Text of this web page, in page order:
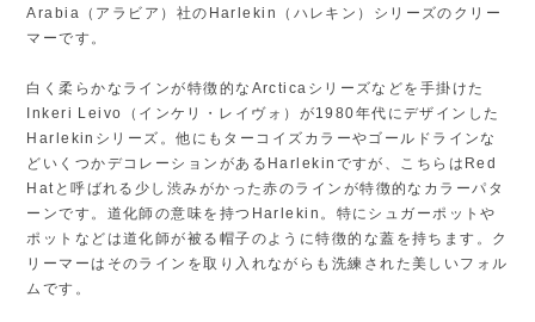
Arabia（アラビア）社のHarlekin（ハレキン）シリーズのクリー
マーです。
白く柔らかなラインが特徴的なArcticaシリーズなどを手掛けた
Inkeri Leivo（インケリ・レイヴォ）が1980年代にデザインした
Harlekinシリーズ。他にもターコイズカラーやゴールドラインな
どいくつかデコレーションがあるHarlekinですが、こちらはRed
Hatと呼ばれる少し渋みがかった赤のラインが特徴的なカラーパタ
ーンです。道化師の意味を持つHarlekin。特にシュガーポットや
ポットなどは道化師が被る帽子のように特徴的な蓋を持ちます。ク
リーマーはそのラインを取り入れながらも洗練された美しいフォル
ムです。